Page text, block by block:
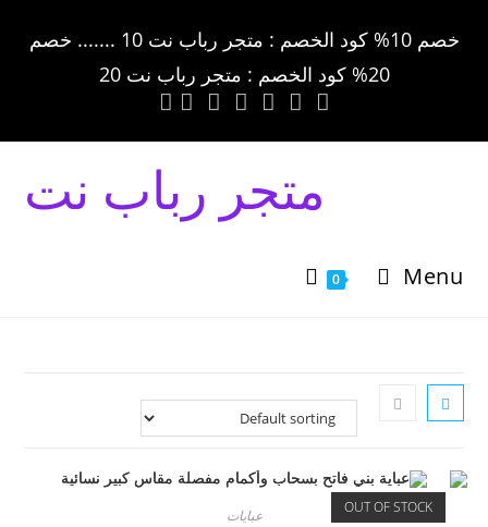
خصم 10% كود الخصم : متجر رباب نت 10 ....... خصم
20% كود الخصم : متجر رباب نت 20
متجر رباب نت
0 Menu
OUT OF STOCK عبايات